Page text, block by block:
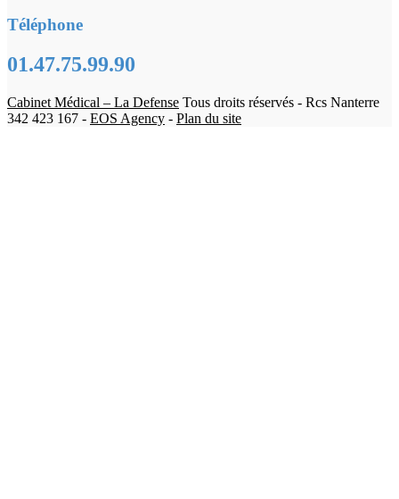
Téléphone
01.47.75.99.90
Cabinet Médical – La Defense Tous droits réservés - Rcs Nanterre
342 423 167 - EOS Agency - Plan du site